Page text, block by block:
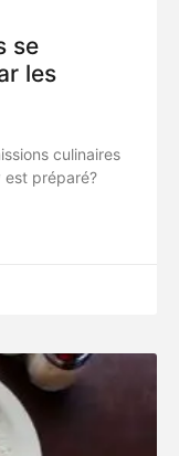
se
les
culinaires
est préparé?